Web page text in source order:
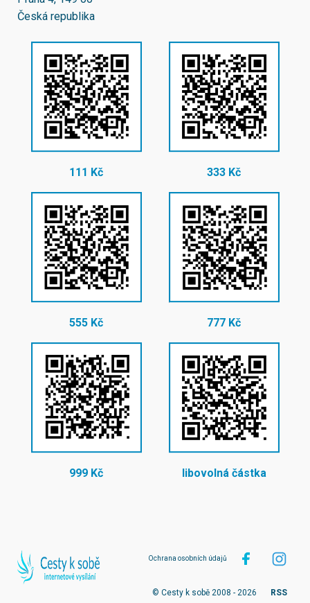
Česká republika
111 Kč 333 Kč
555 Kč 777 Kč
999 Kč libovolná částka
Ochrana osobních údajů
© Cesty k sobě 2008 - 2026 RSS